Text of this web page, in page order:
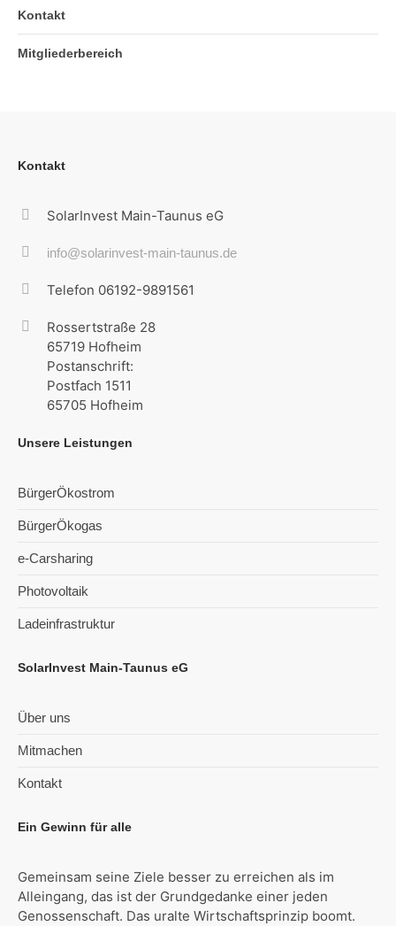
Kontakt
Mitgliederbereich
Kontakt
SolarInvest Main-Taunus eG
info@solarinvest-main-taunus.de
Telefon 06192-9891561
Rossertstraße 28
65719 Hofheim
Postanschrift:
Postfach 1511
65705 Hofheim
Unsere Leistungen
BürgerÖkostrom
BürgerÖkogas
e-Carsharing
Photovoltaik
Ladeinfrastruktur
SolarInvest Main-Taunus eG
Über uns
Mitmachen
Kontakt
Ein Gewinn für alle
Gemeinsam seine Ziele besser zu erreichen als im
Alleingang, das ist der Grundgedanke einer jeden
Genossenschaft. Das uralte Wirtschaftsprinzip boomt.